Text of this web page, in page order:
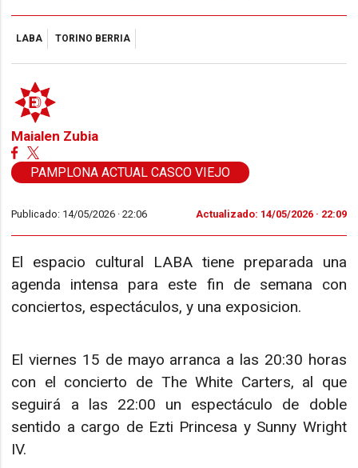
LABA TORINO BERRIA
Maialen Zubia
PAMPLONA ACTUAL CASCO VIEJO
Publicado: 14/05/2026 ·22:06 Actualizado: 14/05/2026 · 22:09
El espacio cultural LABA tiene preparada una
agenda intensa para este fin de semana con
conciertos, espectáculos, y una exposicion.
El viernes 15 de mayo arranca a las 20:30 horas
con el concierto de The White Carters, al que
seguirá a las 22:00 un espectáculo de doble
sentido a cargo de Ezti Princesa y Sunny Wright
IV.